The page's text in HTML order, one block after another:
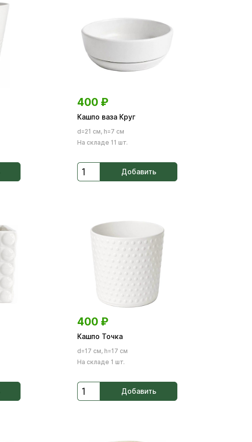
400 ₽
Кашпо ваза Круг
d=21 см, h=7 см
На складе 11 шт.
Добавить
400 ₽
Кашпо Точка
d=17 см, h=17 см
На складе 1 шт.
Добавить